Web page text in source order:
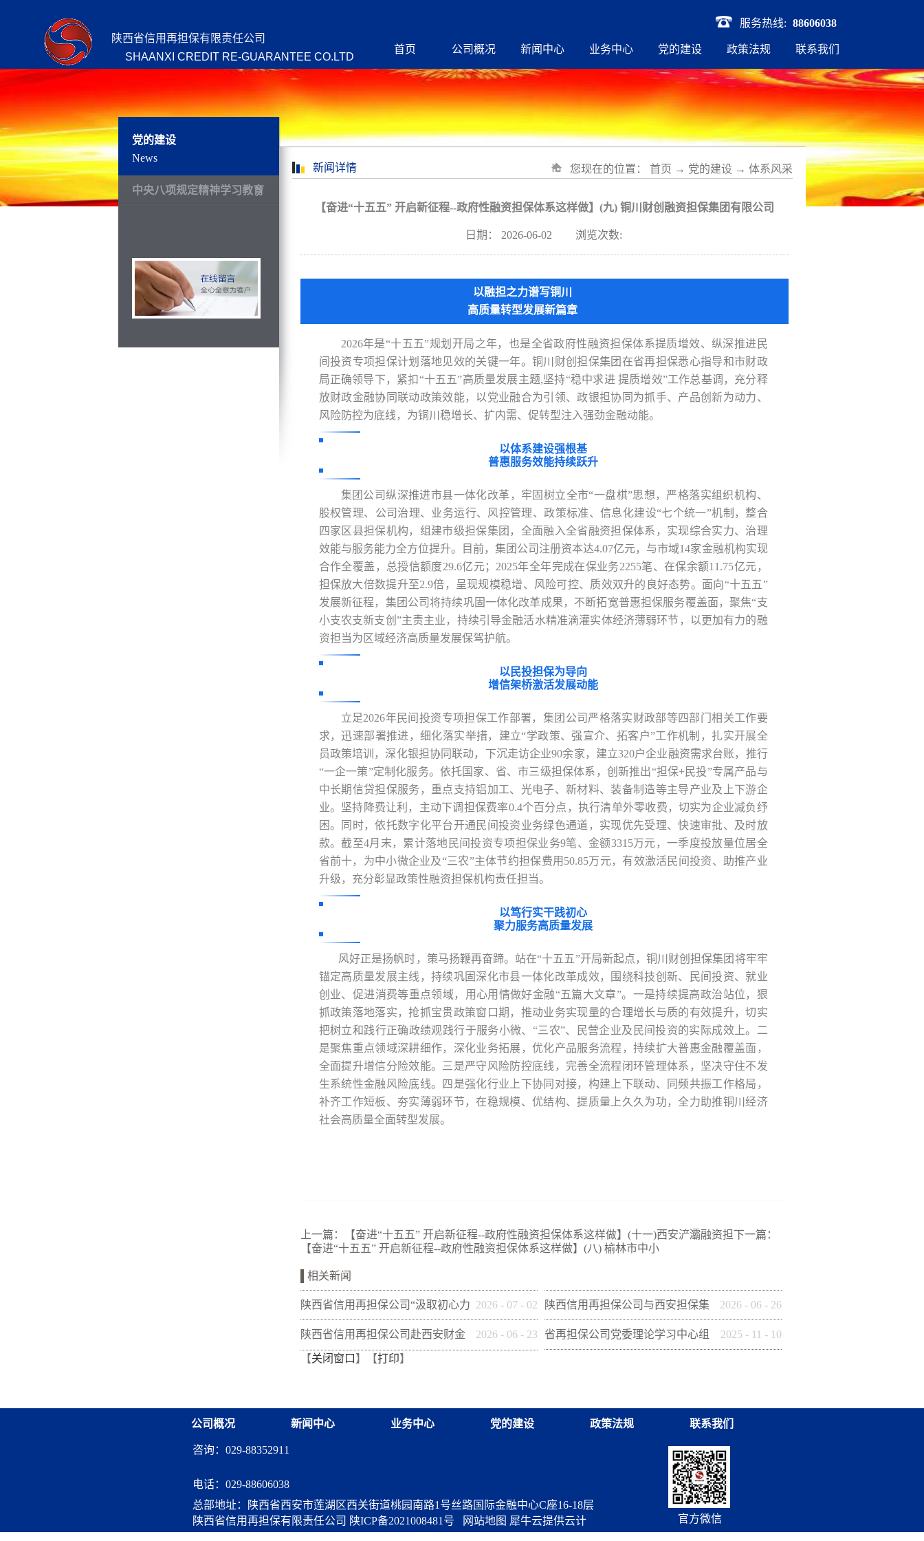
陕西省信用再担保有限责任公司
SHAANXI CREDIT RE-GUARANTEE CO.LTD
服务热线: 88606038
首页 公司概况 新闻中心 业务中心 党的建设 政策法规 联系我们
党的建设
News
中央八项规定精神学习教育
新闻详情 您现在的位置： 首页 → 党的建设 → 体系风采
【奋进“十五五” 开启新征程--政府性融资担保体系这样做】(九) 铜川财创融资担保集团有限公司
日期： 2026-06-02 浏览次数:
以融担之力谱写铜川
高质量转型发展新篇章
2026年是“十五五”规划开局之年，也是全省政府性融资担保体系提质增效、纵深推进民
间投资专项担保计划落地见效的关键一年。铜川财创担保集团在省再担保悉心指导和市财政
局正确领导下，紧扣“十五五”高质量发展主题,坚持“稳中求进 提质增效”工作总基调，充分释
放财政金融协同联动政策效能，以党业融合为引领、政银担协同为抓手、产品创新为动力、
风险防控为底线，为铜川稳增长、扩内需、促转型注入强劲金融动能。
以体系建设强根基
普惠服务效能持续跃升
集团公司纵深推进市县一体化改革 ，牢固树立全市“一盘棋”思想，严格落实组织机构、
股权管理、公司治理、业务运行、风控管理、政策标准、信息化建设“七个统一”机制，整合
四家区县担保机构，组建市级担保集团，全面融入全省融资担保体系，实现综合实力、治理
效能与服务能力全方位提升。目前，集团公司注册资本达4.07亿元，与市域14家金融机构实现
合作全覆盖，总授信额度29.6亿元；2025年全年完成在保业务2255笔、在保余额11.75亿元，
担保放大倍数提升至2.9倍，呈现规模稳增、风险可控、质效双升的良好态势。面向“十五五”
发展新征程，集团公司将持续巩固一体化改革成果，不断拓宽普惠担保服务覆盖面，聚焦“支
小支农支新支创”主责主业，持续引导金融活水精准滴灌实体经济薄弱环节，以更加有力的融
资担当为区域经济高质量发展保驾护航。
以民投担保为导向
增信架桥激活发展动能
立足2026年民间投资专项担保工作部署，集团公司严格落实财政部等四部门相关工作要
求，迅速部署推进，细化落实举措，建立“学政策、强宣介、拓客户”工作机制，扎实开展全
员政策培训，深化银担协同联动，下沉走访企业90余家，建立320户企业融资需求台账，推行
“一企一策”定制化服务。依托国家、省、市三级担保体系，创新推出“担保+民投”专属产品与
中长期信贷担保服务，重点支持铝加工、光电子、新材料、装备制造等主导产业及上下游企
业。坚持降费让利，主动下调担保费率0.4个百分点，执行清单外零收费，切实为企业减负纾
困。同时，依托数字化平台开通民间投资业务绿色通道，实现优先受理、快速审批、及时放
款。截至4月末，累计落地民间投资专项担保业务9笔、金额3315万元，一季度投放量位居全
省前十，为中小微企业及“三农”主体节约担保费用50.85万元，有效激活民间投资、助推产业
升级，充分彰显政策性融资担保机构责任担当。
以笃行实干践初心
聚力服务高质量发展
风好正是扬帆时，策马扬鞭再奋蹄。站在“十五五”开局新起点，铜川财创担保集团将牢牢
锚定高质量发展主线，持续巩固深化市县一体化改革成效，围绕科技创新、民间投资、就业
创业、促进消费等重点领域，用心用情做好金融“五篇大文章”。一是持续提高政治站位，狠
抓政策落地落实，抢抓宝贵政策窗口期，推动业务实现量的合理增长与质的有效提升，切实
把树立和践行正确政绩观践行于服务小微、“三农”、民营企业及民间投资的实际成效上。二
是聚焦重点领域深耕细作，深化业务拓展，优化产品服务流程，持续扩大普惠金融覆盖面，
全面提升增信分险效能。三是严守风险防控底线，完善全流程闭环管理体系，坚决守住不发
生系统性金融风险底线。四是强化行业上下协同对接，构建上下联动、同频共振工作格局，
补齐工作短板、夯实薄弱环节，在稳规模、优结构、提质量上久久为功，全力助推铜川经济
社会高质量全面转型发展。
上一篇： 【奋进“十五五” 开启新征程--政府性融资担保体系这样做】(十一)西安浐灞融资担下一篇：
【奋进“十五五” 开启新征程--政府性融资担保体系这样做】(八) 榆林市中小
相关新闻
陕西省信用再担保公司“汲取初心力
量 熔铸再担脊梁”全体党员专题培
训班在富平干部学院举办
2026 - 07 - 02 陕西信用再担保公司与西安担保集
团联合开展“党建引领聚合力 联学
2026 - 06 - 26
陕西省信用再担保公司赴西安财金
开展“筑牢党建基础 共促经济发展”
2026 - 06 - 23 省再担保公司党委理论学习中心组 2025 - 11 - 10
【关闭窗口 】【打印】
公司概况 新闻中心 业务中心 党的建设 政策法规 联系我们
官方微信
咨询：029-88352911
电话： 029-88606038
陕西省信用再担保有限责任公司 陕ICP备2021008481号 网站地图 犀牛云提供云计
总部地址：陕西省西安市莲湖区西关街道桃园南路1号丝路国际金融中心C座16-18层